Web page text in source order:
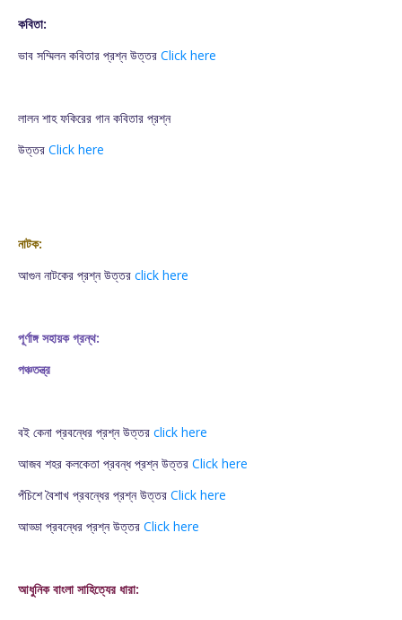
কবিতা:
ভাব সম্মিলন কবিতার প্রশ্ন উত্তর Click here
লালন শাহ ফকিরের গান কবিতার প্রশ্ন
উত্তর Click here
নাটক:
আগুন নাটকের প্রশ্ন উত্তর click here
পূর্ণাঙ্গ সহায়ক গ্রন্থ:
পঞ্চতন্ত্র
বই কেনা প্রবন্ধের প্রশ্ন উত্তর click here
আজব শহর কলকেতা প্রবন্ধ প্রশ্ন উত্তর Click here
পঁচিশে বৈশাখ প্রবন্ধের প্রশ্ন উত্তর Click here
আড্ডা প্রবন্ধের প্রশ্ন উত্তর Click here
আধুনিক বাংলা সাহিত্যের ধারা: